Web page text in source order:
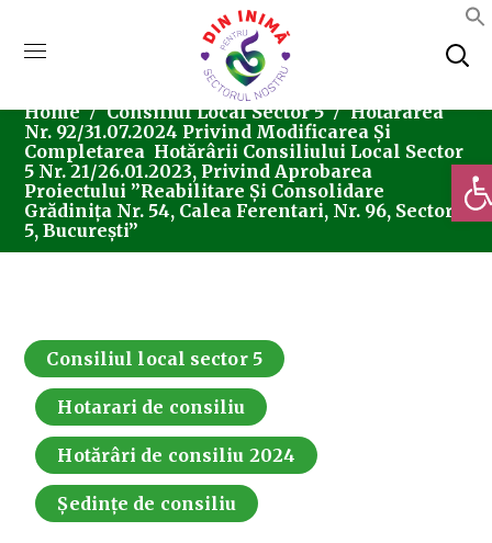
Home Consiliul Local Sector 5
Hotărârea
Nr. 92/31.07.2024 Privind Modificarea Și
Completarea Hotărârii Consiliului Local Sector
5 Nr. 21/26.01.2023, Privind Aprobarea
Proiectului ”Reabilitare Și Consolidare
Grădinița Nr. 54, Calea Ferentari, Nr. 96, Sector
5, București”
Consiliul local sector 5
Hotarari de consiliu
Hotărâri de consiliu 2024
Ședințe de consiliu